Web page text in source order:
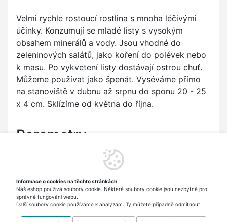
Velmi rychle rostoucí rostlina s mnoha léčivými
účinky. Konzumují se mladé listy s vysokým
obsahem minerálů a vody. Jsou vhodné do
zeleninových salátů, jako koření do polévek nebo
k masu. Po vykvetení listy dostávají ostrou chuť.
Můžeme používat jako špenát. Vyséváme přímo
na stanoviště v dubnu až srpnu do sponu 20 - 25
x 4 cm. Sklízíme od května do října.
Parametry
Typ:Zelenina
Informace o cookies na těchto stránkách
Náš eshop používá soubory cookie. Některé soubory cookie jsou nezbytné pro
správné fungování webu.
Další soubory cookie používáme k analýzám. Ty můžete případně odmítnout.